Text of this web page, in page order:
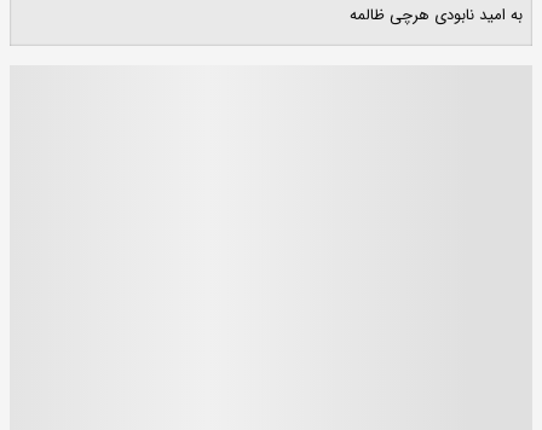
به امید نابودی هرچی ظالمه